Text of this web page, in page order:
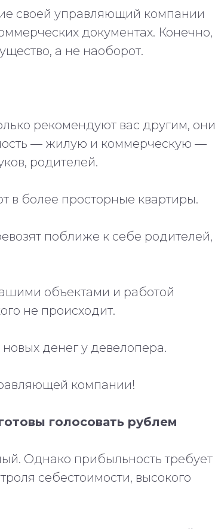
своей управляющий компании
документах. Конечно,
а не наоборот.
рекомендуют вас другим, они
— жилую и коммерческую —
родителей.
в более просторные квартиры.
поближе к себе родителей,
объектами и работой
не происходит.
денег у девелопера.
компании!
голосовать рублем
Однако прибыльность требует
себестоимости, высокого